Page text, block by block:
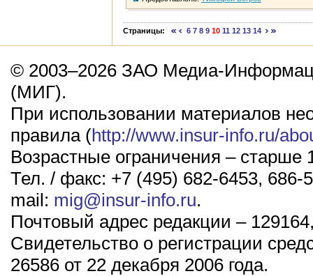
Страницы: 6 7 8 9 10 11 12 13 14
© 2003–2026 ЗАО Медиа-
(МИГ).
При использовании материалов
правила (http://www.insur-info.ru/
Возрастные ограничения – старше
Тел. / факс: +7 (495) 682-6453, 686-
mail: mig@insur-info.ru.
Почтовый адрес редакции –
Свидетельство о регистрации
26586 от 22 декабря 2006 года.